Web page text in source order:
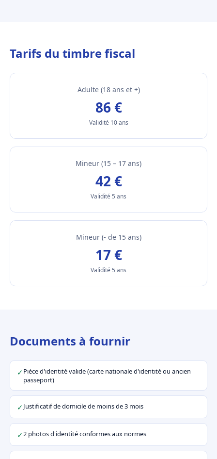
Tarifs du timbre fiscal
Adulte (18 ans et +)
86 €
Validité 10 ans
Mineur (15 – 17 ans)
42 €
Validité 5 ans
Mineur (- de 15 ans)
17 €
Validité 5 ans
Documents à fournir
✓ Pièce d'identité valide (carte nationale d'identité ou ancien
passeport)
✓Justificatif de domicile de moins de 3 mois
✓2 photos d'identité conformes aux normes